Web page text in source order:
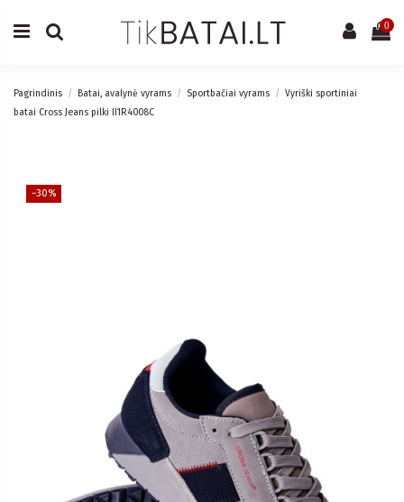
0
Pagrindinis Batai, avalynė vyrams Sportbačiai vyrams
Vyriški sportiniai
batai Cross Jeans pilki II1R4008C
−30%